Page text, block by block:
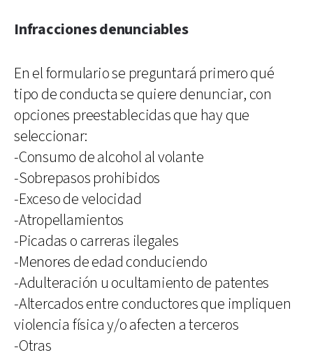
Infracciones denunciables
En el formulario se preguntará primero qué
tipo de conducta se quiere denunciar, con
opciones preestablecidas que hay que
seleccionar:
-Consumo de alcohol al volante
-Sobrepasos prohibidos
-Exceso de velocidad
-Atropellamientos
-Picadas o carreras ilegales
-Menores de edad conduciendo
-Adulteración u ocultamiento de patentes
-Altercados entre conductores que impliquen
violencia física y/o afecten a terceros
-Otras